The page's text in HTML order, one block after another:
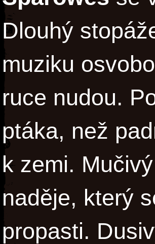
Dlouhý
muziku
ruce nudou.
ptáka, než
k zemi.
naděje, který
propasti.